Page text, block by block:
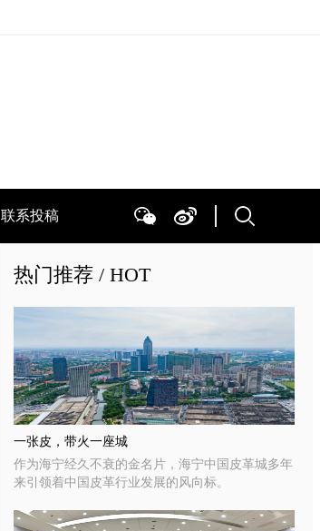
联系投稿
热门推荐 / HOT
一张皮，带火一座城
作为海宁经久不衰的金名片，海宁中国皮革城多年
来引领着中国皮革行业发展的风向标。